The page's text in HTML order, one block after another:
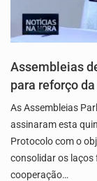
Assembleias
para reforço
As Assembleias
assinaram esta
Protocolo com o
consolidar os laços
cooperação…